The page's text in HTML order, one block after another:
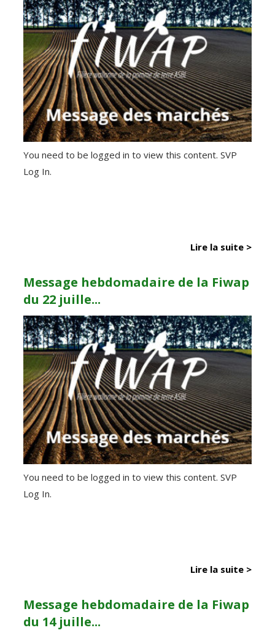
You need to be logged in to view this content. SVP
Log In.
Lire la suite >
Message hebdomadaire de la Fiwap
du 22 juille...
You need to be logged in to view this content. SVP
Log In.
Lire la suite >
Message hebdomadaire de la Fiwap
du 14 juille...